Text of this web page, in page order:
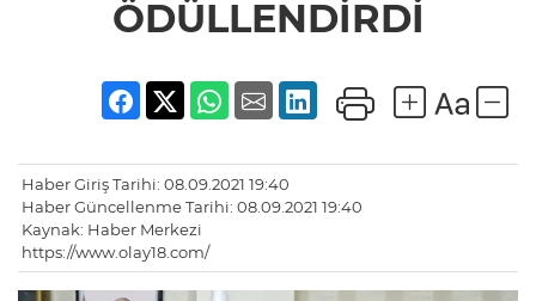
ÖDÜLLENDİRDİ
Haber Giriş Tarihi: 08.09.2021 19:40
Haber Güncellenme Tarihi: 08.09.2021 19:40
Kaynak: Haber Merkezi
https://www.olay18.com/